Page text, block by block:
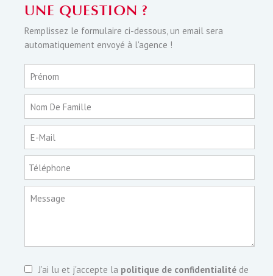
UNE QUESTION ?
Remplissez le formulaire ci-dessous, un email sera
automatiquement envoyé à l'agence !
Prénom
Nom De Famille
E-Mail
Téléphone
Message
J’ai lu et j'accepte la politique de confidentialité de